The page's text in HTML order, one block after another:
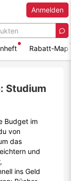
Anmelden
Rabatt-Map
Studium
Budget im
von
das
und
ins Geld